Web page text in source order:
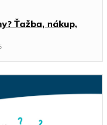
Ťažba, nákup,